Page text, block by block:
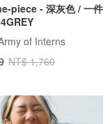
piece - 深灰色 / 一件
of Interns
NT$ 1,760